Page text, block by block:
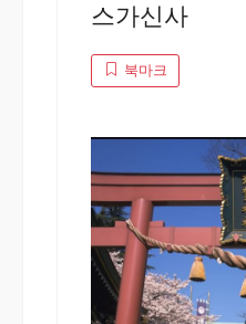
스가신사
북마크